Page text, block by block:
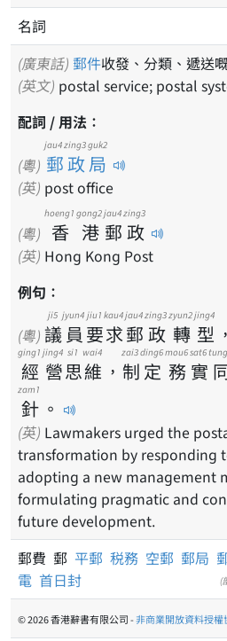
名詞
(廣東話) 郵件收發、分類、遞送
(英文) postal service; postal
配詞 / 用法：
(粵) 郵政局
jau4 zing3 guk2
(英) post office
(粵) 香
hoeng1
港
gong2
郵
jau4
政
zing3
(英) Hong Kong Post
例句：
(粵) 議
ji5
員
jyun4
要
jiu1
求
kau4
郵
jau4
政
zing3
轉
zyun2
型
jing4
，
經
ging1
營
jing4
思
si1
維
wai4
， 制
zai3
定
ding6
務
mou6
實
sat6
針
zam1
。
(英) Lawmakers urged the
transformation by responding
adopting a new management
formulating pragmatic and
future development.
郵費 郵 平郵 税務 空郵 郵局
電 首日封 (
© 2026 香港辭書有限公司 -非商業開放資料授權